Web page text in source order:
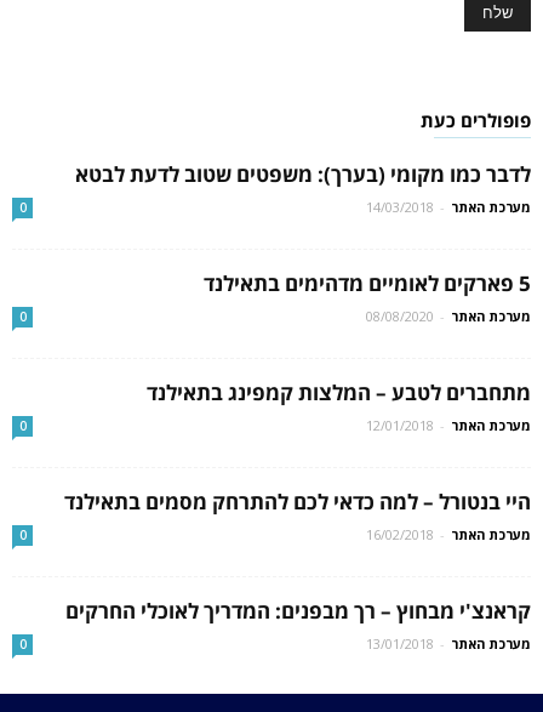
פופולרים כעת
לדבר כמו מקומי (בערך): משפטים שטוב לדעת לבטא
מערכת האתר -
14/03/2018
0
5 פארקים לאומיים מדהימים בתאילנד
מערכת האתר -
08/08/2020
0
מתחברים לטבע – המלצות קמפינג בתאילנד
מערכת האתר -
12/01/2018
0
היי בנטורל – למה כדאי לכם להתרחק מסמים בתאילנד
מערכת האתר -
16/02/2018
0
קראנצ'י מבחוץ – רך מבפנים: המדריך לאוכלי החרקים
מערכת האתר -
13/01/2018
0